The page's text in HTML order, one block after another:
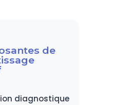
de
diagnostique